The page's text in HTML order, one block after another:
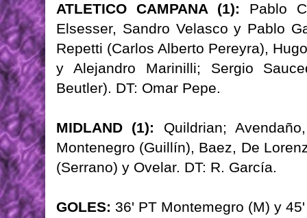
ATLETICO CAMPANA (1): Pablo
Elsesser, Sandro Velasco y Pablo
Repetti (Carlos Alberto Pereyra),
y Alejandro Marinilli; Sergio
Beutler). DT: Omar Pepe.
MIDLAND (1):
Quildrian;
Montenegro (Guillín), Baez, De
(Serrano) y Ovelar. DT: R. García.
GOLES: 36' PT Montemegro (M) y